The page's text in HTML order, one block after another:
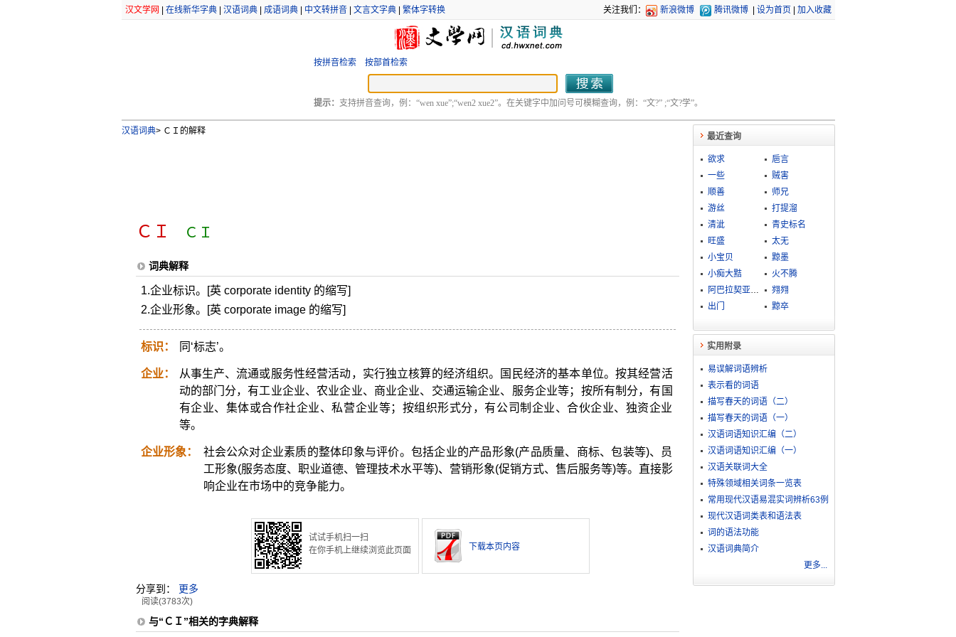
汉文学网 在线新华字典| 汉语词典| 成语词典| 中文转拼音| 文言文字典| 繁体字转换 关注我们： 新浪微博 腾讯微博 设为首页 加入收藏
按拼音检索 按部首检索
提示： 支持拼音查询，例：“wen xue”;“wen2 xue2”。在关键字中加问号可模糊查询，例：“文?” ;“文?学”。
汉语词典>ＣＩ的解释
ＣＩ ＣＩ
词典解释
1.企业标识。[英 corporate identity 的缩写]
2.企业形象。[英 corporate image 的缩写]
标识： 同‘标志’。
企业：
从事生产、流通或服务性经营活动，实行独立核算的经济组织。国民经济的基本单位。按其经营活
动的部门分，有工业企业、农业企业、商业企业、交通运输企业、服务企业等；按所有制分，有国
有企业、集体或合作社企业、私营企业等；按组织形式分，有公司制企业、合伙企业、独资企业
等。
企业形象：
社会公众对企业素质的整体印象与评价。包括企业的产品形象(产品质量、商标、包装等)、员
工形象(服务态度、职业道德、管理技术水平等)、营销形象(促销方式、售后服务等)等。直接影
响企业在市场中的竞争能力。
试试手机扫一扫
在你手机上继续浏览此页面
下载本页内容
分享到： 更多
阅读(3783次)
与“ＣＩ”相关的字典解释
最近查询
欲求
巵言
一些
贼害
顺善
师兄
游丝
打提溜
清泚
青史标名
旺盛
太无
小宝贝
黥墨
小痴大黠
火不腾
阿巴拉契亚山脉
翙翙
出门
黥卒
实用附录
易误解词语辨析
表示看的词语
描写春天的词语（二）
描写春天的词语（一）
汉语词语知识汇编（二）
汉语词语知识汇编（一）
汉语关联词大全
特殊领域相关词条一览表
常用现代汉语易混实词辨析63例
现代汉语词类表和语法表
词的语法功能
汉语词典简介
更多...